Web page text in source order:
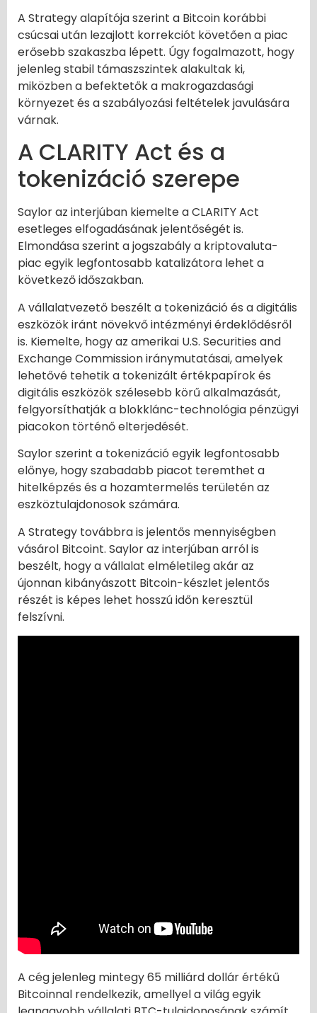
A Strategy alapítója szerint a Bitcoin korábbi
csúcsai után lezajlott korrekciót követően a piac
erősebb szakaszba lépett. Úgy fogalmazott, hogy
jelenleg stabil támaszszintek alakultak ki,
miközben a befektetők a makrogazdasági
környezet és a szabályozási feltételek javulására
várnak.
A CLARITY Act és a
tokenizáció szerepe
Saylor az interjúban kiemelte a CLARITY Act
esetleges elfogadásának jelentőségét is.
Elmondása szerint a jogszabály a kriptovaluta-
piac egyik legfontosabb katalizátora lehet a
következő időszakban.
A vállalatvezető beszélt a tokenizáció és a digitális
eszközök iránt növekvő intézményi érdeklődésről
is. Kiemelte, hogy az amerikai U.S. Securities and
Exchange Commission iránymutatásai, amelyek
lehetővé tehetik a tokenizált értékpapírok és
digitális eszközök szélesebb körű alkalmazását,
felgyorsíthatják a blokklánc-technológia pénzügyi
piacokon történő elterjedését.
Saylor szerint a tokenizáció egyik legfontosabb
előnye, hogy szabadabb piacot teremthet a
hitelképzés és a hozamtermelés területén az
eszköztulajdonosok számára.
A Strategy továbbra is jelentős mennyiségben
vásárol Bitcoint. Saylor az interjúban arról is
beszélt, hogy a vállalat elméletileg akár az
újonnan kibányászott Bitcoin-készlet jelentős
részét is képes lehet hosszú időn keresztül
felszívni.
A cég jelenleg mintegy 65 milliárd dollár értékű
Bitcoinnal rendelkezik, amellyel a világ egyik